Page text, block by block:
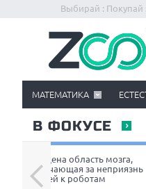
Выбирай : Покупай
МАТЕМАТИКА
В ФОКУСЕ
Найдена область мозга,
отвечающая за неприязнь
людей к роботам